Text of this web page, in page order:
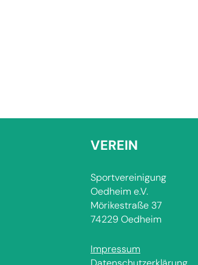
VEREIN
Sportvereinigung
Oedheim e.V.
Mörikestraße 37
74229 Oedheim
Impressum